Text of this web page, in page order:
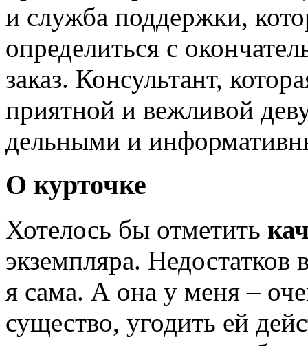
и служба поддержки,
определиться с
заказ. Консультант,
приятной и вежливой
дельными и
О курточке
Хотелось бы отметить
экземпляра.
я сама. А она у меня –
существо, угодить ей